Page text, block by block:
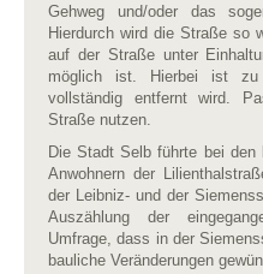
Gehweg und/oder das
Hierdurch wird die Straße so
auf der Straße unter
möglich ist. Hierbei ist zu
vollständig entfernt wird.
Straße nutzen.
Die Stadt Selb führte bei den
Anwohnern der
der Leibniz- und der
Auszählung der
Umfrage, dass in der
bauliche Veränderungen